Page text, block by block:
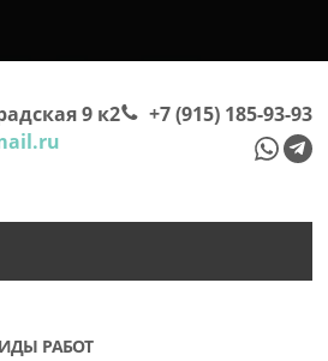
+7 (915) 185-93-93
9 к2
РАБОТ